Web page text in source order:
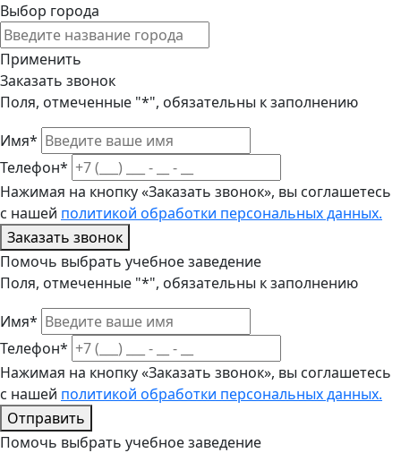
Выбор города
Применить
Заказать звонок
Поля, отмеченные "*", обязательны к заполнению
Имя*
Телефон*
Нажимая на кнопку «Заказать звонок», вы соглашетесь
с нашей политикой обработки персональных данных.
Заказать звонок
Помочь выбрать учебное заведение
Поля, отмеченные "*", обязательны к заполнению
Имя*
Телефон*
Нажимая на кнопку «Заказать звонок», вы соглашетесь
с нашей политикой обработки персональных данных.
Отправить
Помочь выбрать учебное заведение